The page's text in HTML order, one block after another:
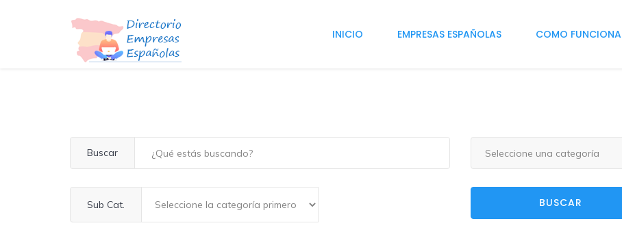
INICIO EMPRESAS ESPAÑOLAS COMO FUNCIONA
Buscar Seleccione una categoría
Sub Cat. BUSCAR